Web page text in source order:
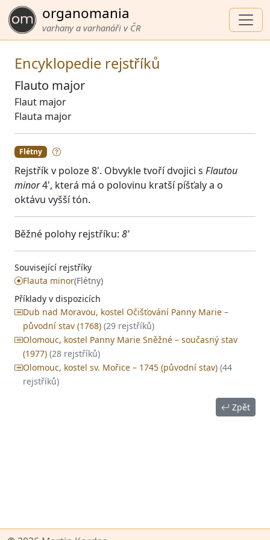
organomania
varhany a varhanáři v ČR
Encyklopedie rejstříků
Flauto major
Flaut major
Flauta major
Flétny
Rejstřík v poloze 8'. Obvykle tvoří dvojici s Flautou
minor4', která má o polovinu kratší píšťaly a o
oktávu vyšší tón.
Běžné polohy rejstříku: 8'
Související rejstříky
Flauta minor(Flétny)
Příklady v dispozicích
Dub nad Moravou, kostel Očišťování Panny Marie –
původní stav (1768) (29 rejstříků)
Olomouc, kostel Panny Marie Sněžné – současný stav
(1977) (28 rejstříků)
Olomouc, kostel sv. Mořice – 1745 (původní stav) (44
rejstříků)
Zpět